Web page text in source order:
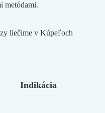
metódami.
liečime v Kúpeľoch
Indikácia